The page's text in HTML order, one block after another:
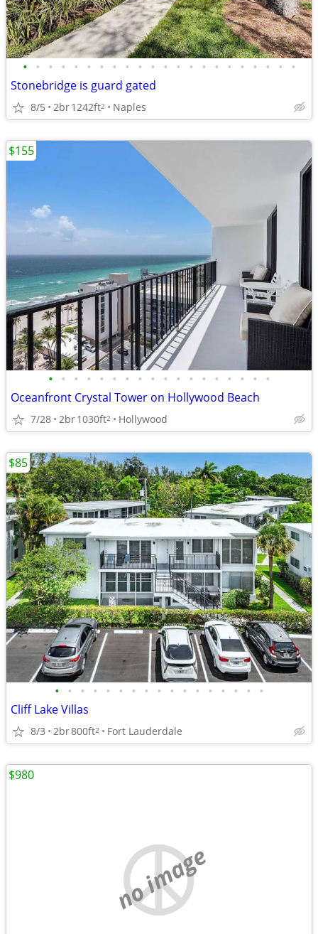
• • • • • • • • • • • • • • • • • • • • • •
Stonebridge is guard gated
8/5 2br1242ft2 Naples
• • • • • • • • • • • • • • • • • •
Oceanfront Crystal Tower on Hollywood Beach
7/28 2br1030ft2 Hollywood
$155
• • • • • • • • • • • • • • • • •
Cliff Lake Villas
8/3 2br800ft2 Fort Lauderdale
$85
no image
$980